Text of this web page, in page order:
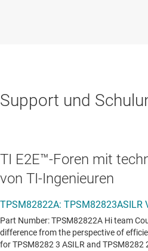
Support und
TI E2E™-Foren mit
von TI-Ingenieuren